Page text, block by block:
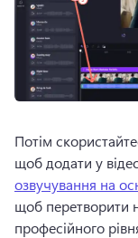
Потім
щоб додати у
озвучування на
щоб перетворити
професійного